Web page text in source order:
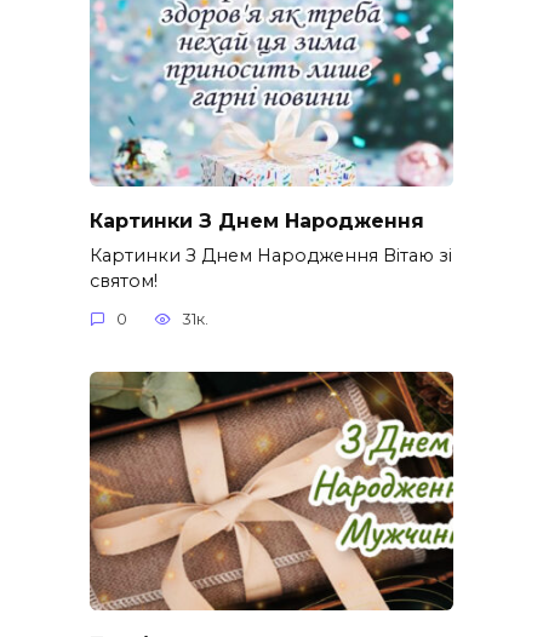
Картинки З Днем Народження
Картинки З Днем Народження Вітаю зі
святом!
0 31к.